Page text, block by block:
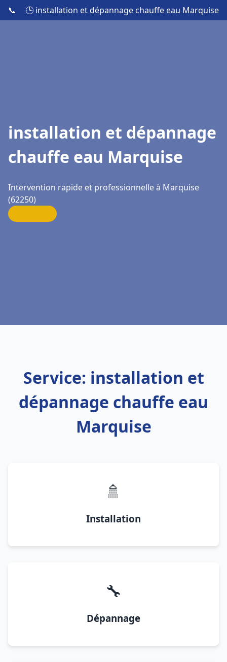
📞 🕒 installation et dépannage chauffe eau Marquise
installation et dépannage
chauffe eau Marquise
Intervention rapide et professionnelle à Marquise
(62250)
Service: installation et
dépannage chauffe eau
Marquise
🚿
Installation
🔧
Dépannage